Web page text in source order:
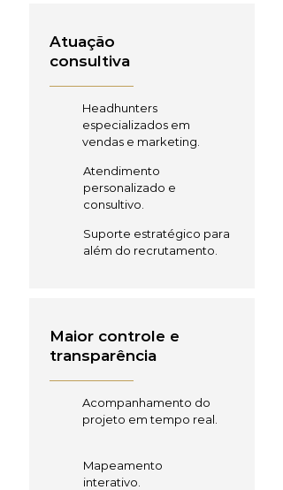
Atuação
consultiva
Headhunters
especializados em
vendas e marketing.
Atendimento
personalizado e
consultivo.
Suporte estratégico para
além do recrutamento.
Maior controle e
transparência
Acompanhamento do
projeto em tempo real.
Mapeamento
interativo.